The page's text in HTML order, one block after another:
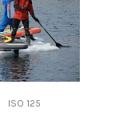
ISO 125